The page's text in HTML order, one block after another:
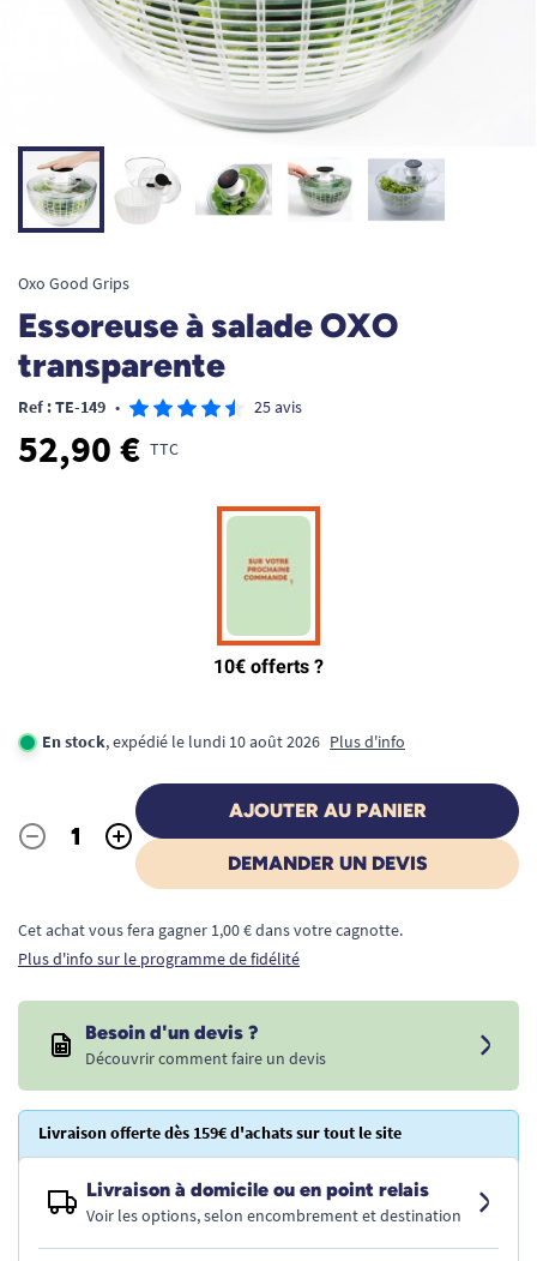
Oxo Good Grips
Essoreuse à salade OXO
transparente
Ref : TE-149 • 25 avis
52,90 € TTC
En stock, expédié le lundi 10 août 2026 Plus d'info
Quantité
- +
AJOUTER AU PANIER
DEMANDER UN DEVIS
Cet achat vous fera gagner 1,00 € dans votre cagnotte.
Plus d'info sur le programme de fidélité
Besoin d'un devis ?
Découvrir comment faire un devis
Livraison offerte dès 159€ d'achats sur tout le site
Livraison à domicile ou en point relais
Voir les options, selon encombrement et destination